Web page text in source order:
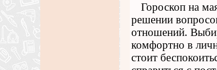
Гороскоп на
решении
отношений.
комфортно в
стоит